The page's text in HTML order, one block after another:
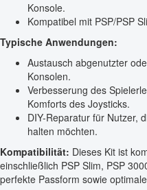
Konsole.
Kompatibel mit PSP/PSP
Typische Anwendungen:
Austausch abgenutzter
Konsolen.
Verbesserung des
Komforts des Joysticks.
DIY-Reparatur für Nutzer,
halten möchten.
Kompatibilität: Dieses Kit ist
einschließlich PSP Slim, PSP
perfekte Passform sowie